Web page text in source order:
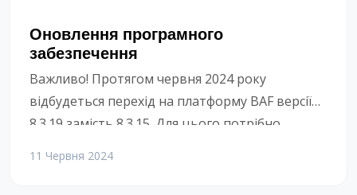
Оновлення програмного
забезпечення
Важливо! Протягом червня 2024 року
відбудеться перехід на платформу BAF версії
8.3.19 замість 8.3.15. Для цього потрібно
комп’ютерах у користувачів Єнота, тобто у
11 Червня 2024